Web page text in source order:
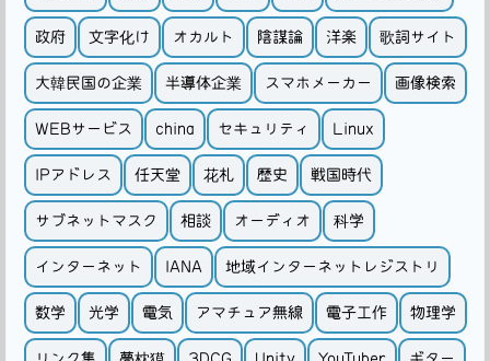
政府 文字化け オカルト 陰謀論 洋楽 歌詞サイト
大韓民国の企業 半導体企業 スマホメーカー 画像検索
WEBサービス china セキュリティ Linux
IPアドレス 任天堂 花札 歴史 戦国時代
サブネットマスク 相談 オーディオ 科学
インターネット IANA 地域インターネットレジストリ
数学 光学 電気 アマチュア無線 電子工作 物理学